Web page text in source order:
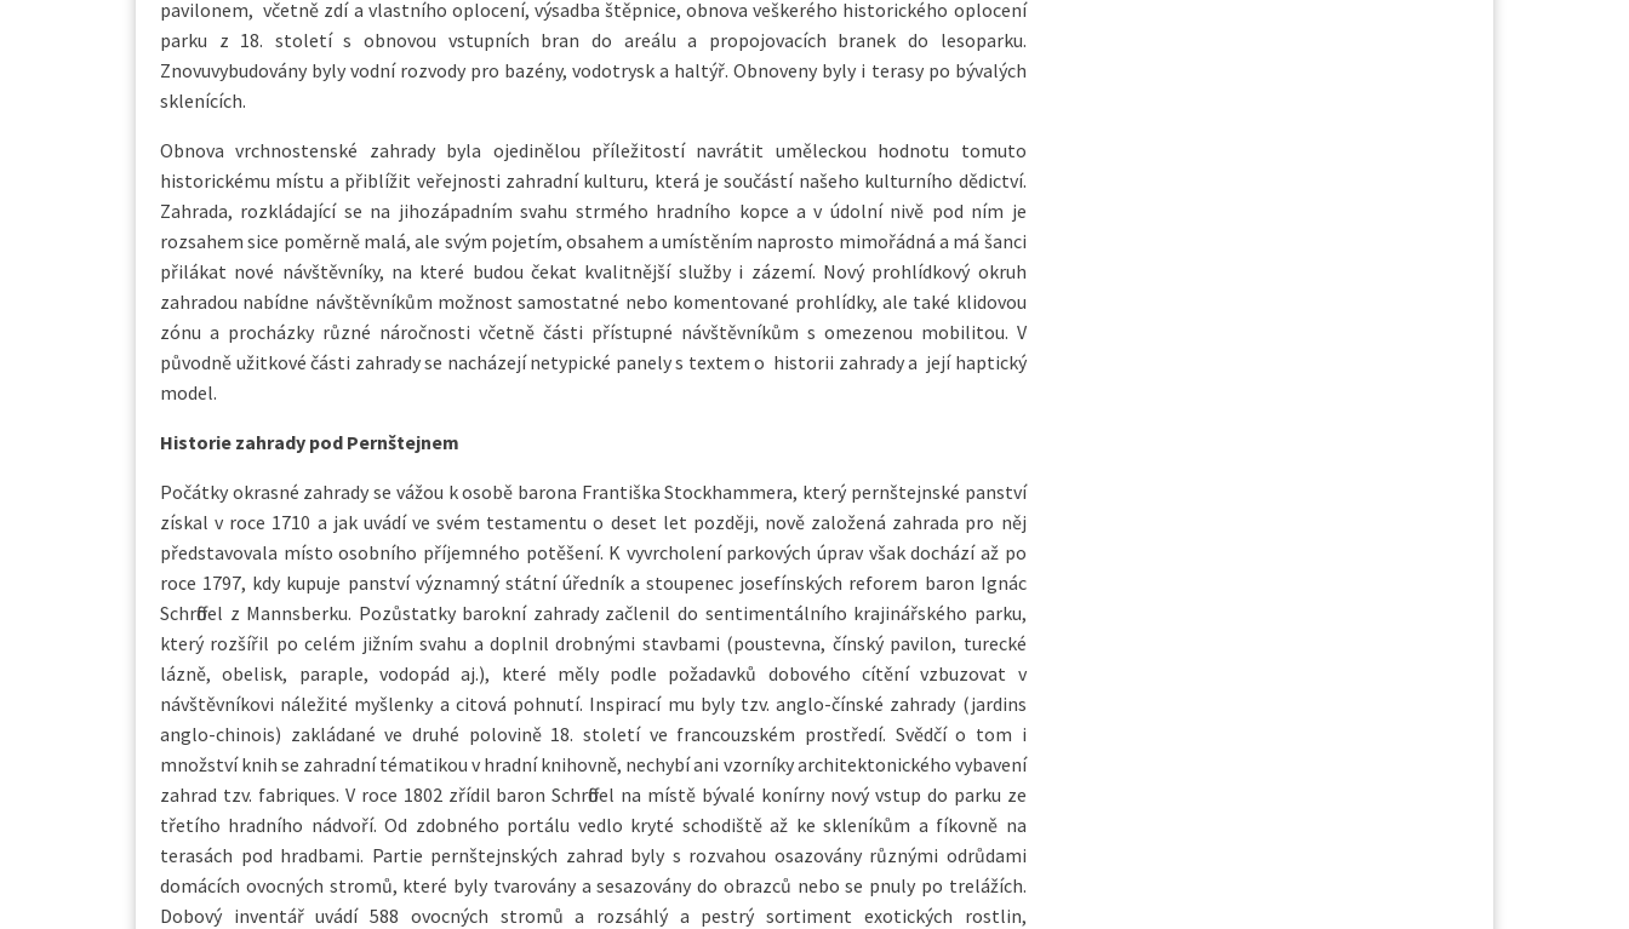
pavilonem, včetně zdí a vlastního oplocení, výsadba štěpnice, obnova veškerého historického oplocení
parku z 18. století s obnovou vstupních bran do areálu a propojovacích branek do lesoparku.
Znovuvybudovány byly vodní rozvody pro bazény, vodotrysk a haltýř. Obnoveny byly i terasy po bývalých
sklenících.
Obnova vrchnostenské zahrady byla ojedinělou příležitostí navrátit uměleckou hodnotu tomuto
historickému místu a přiblížit veřejnosti zahradní kulturu, která je součástí našeho kulturního dědictví.
Zahrada, rozkládající se na jihozápadním svahu strmého hradního kopce a v údolní nivě pod ním je
rozsahem sice poměrně malá, ale svým pojetím, obsahem a umístěním naprosto mimořádná a má šanci
přilákat nové návštěvníky, na které budou čekat kvalitnější služby i zázemí. Nový prohlídkový okruh
zahradou nabídne návštěvníkům možnost samostatné nebo komentované prohlídky, ale také klidovou
zónu a procházky různé náročnosti včetně části přístupné návštěvníkům s omezenou mobilitou. V
původně užitkové části zahrady se nacházejí netypické panely s textem o historii zahrady a její haptický
model.
Historie zahrady pod Pernštejnem
Počátky okrasné zahrady se vážou k osobě barona Františka Stockhammera, který pernštejnské panství
získal v roce 1710 a jak uvádí ve svém testamentu o deset let později, nově založená zahrada pro něj
představovala místo osobního příjemného potěšení. K vyvrcholení parkových úprav však dochází až po
roce 1797, kdy kupuje panství významný státní úředník a stoupenec josefínských reforem baron Ignác
Schrӧffel z Mannsberku. Pozůstatky barokní zahrady začlenil do sentimentálního krajinářského parku,
který rozšířil po celém jižním svahu a doplnil drobnými stavbami (poustevna, čínský pavilon, turecké
lázně, obelisk, paraple, vodopád aj.), které měly podle požadavků dobového cítění vzbuzovat v
návštěvníkovi náležité myšlenky a citová pohnutí. Inspirací mu byly tzv. anglo-čínské zahrady (jardins
anglo-chinois) zakládané ve druhé polovině 18. století ve francouzském prostředí. Svědčí o tom i
množství knih se zahradní tématikou v hradní knihovně, nechybí ani vzorníky architektonického vybavení
zahrad tzv. fabriques. V roce 1802 zřídil baron Schrӧffel na místě bývalé konírny nový vstup do parku ze
třetího hradního nádvoří. Od zdobného portálu vedlo kryté schodiště až ke skleníkům a fíkovně na
terasách pod hradbami. Partie pernštejnských zahrad byly s rozvahou osazovány různými odrůdami
domácích ovocných stromů, které byly tvarovány a sesazovány do obrazců nebo se pnuly po trelážích.
Dobový inventář uvádí 588 ovocných stromů a rozsáhlý a pestrý sortiment exotických rostlin,